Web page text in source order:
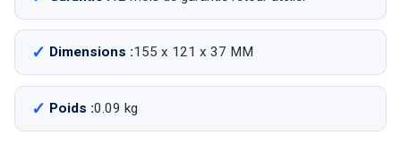
Dimensions :155 x 121 x 37 MM
Poids :0.09 kg